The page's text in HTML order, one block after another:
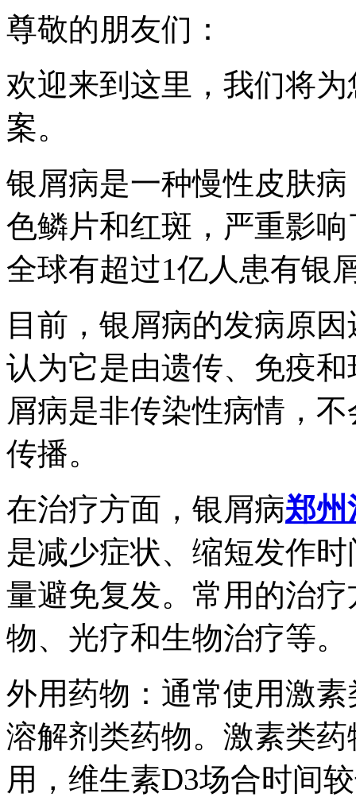
尊敬的朋友们：
欢迎来到这里，我们将
案。
银屑病是一种慢性皮肤
色鳞片和红斑，严重影
全球有超过1亿人患有银
目前，银屑病的发病原
认为它是由遗传、免疫
屑病是非传染性病情，
传播。
在治疗方面，银屑病郑州
是减少症状、缩短发作
量避免复发。常用的治
物、光疗和生物治疗等。
外用药物：通常使用激
溶解剂类药物。激素类
用，维生素D3场合时间